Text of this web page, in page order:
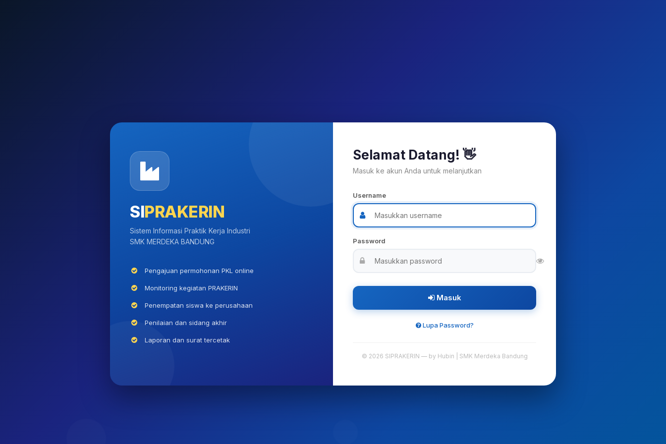
SIPRAKERIN
Sistem Informasi Praktik Kerja Industri
SMK MERDEKA BANDUNG
Pengajuan permohonan PKL online
Monitoring kegiatan PRAKERIN
Penempatan siswa ke perusahaan
Penilaian dan sidang akhir
Laporan dan surat tercetak
Selamat Datang! 👋
Masuk ke akun Anda untuk melanjutkan
Username
Password
Masuk
Lupa Password?
© 2026 SIPRAKERIN — by Hubin | SMK Merdeka Bandung